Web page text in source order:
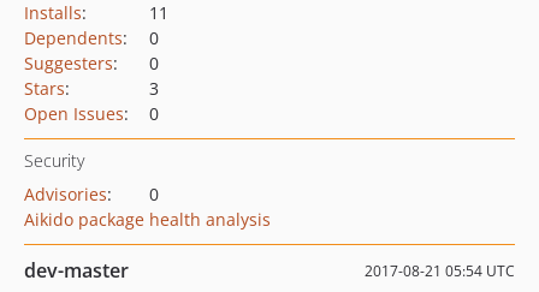
Installs:
11
Dependents:
0
Suggesters:
0
Stars:
3
Open Issues: 0
Security
Advisories:
0
Aikido package health analysis
dev-master 2017-08-21 05:54 UTC